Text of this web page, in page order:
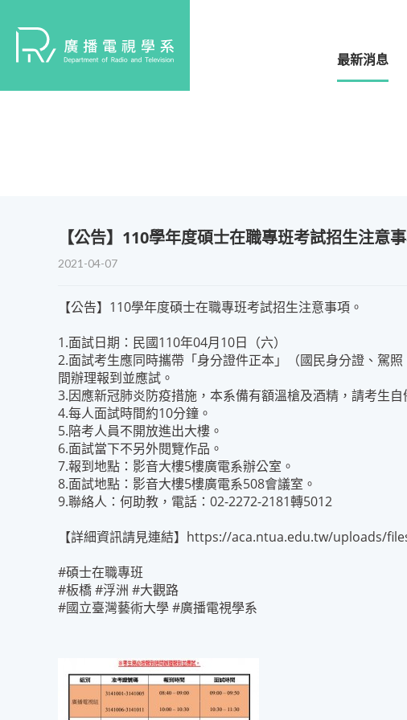
最新消息
【公告】110學年度碩士在職專班考試招生注意
2021-04-07
【公告】110學年度碩士在職專班考試招生注意事項。
1.面試日期：民國110年04月10日（六）
2.面試考生應同時攜帶「身分證件正本」（國民身分證、駕
間辦理報到並應試。
3.因應新冠肺炎防疫措施，本系備有額溫槍及酒精，請考生
4.每人面試時間約10分鐘。
5.陪考人員不開放進出大樓。
6.面試當下不另外閱覽作品。
7.報到地點：影音大樓5樓廣電系辦公室。
8.面試地點：影音大樓5樓廣電系508會議室。
9.聯絡人：何助教，電話：02-2272-2181轉5012
【詳細資訊請見連結】 https://aca.ntua.edu.tw/uploads/
#碩士在職專班
#板橋 #浮洲 #大觀路
#國立臺灣藝術大學 #廣播電視學系